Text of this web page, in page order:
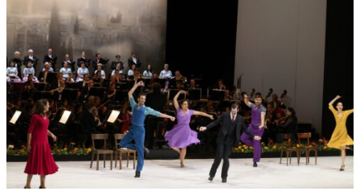
T
–
K
O
Z
E